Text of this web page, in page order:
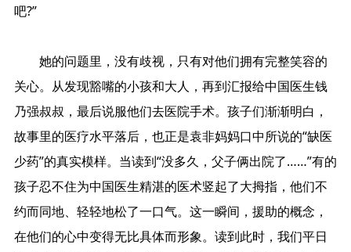
吧?”
她的问题里，没有歧视，只有对他们拥有完整笑容的
关心。从发现豁嘴的小孩和大人，再到汇报给中国医生钱
乃强叔叔，最后说服他们去医院手术。孩子们渐渐明白，
故事里的医疗水平落后，也正是袁非妈妈口中所说的“缺医
少药”的真实模样。当读到“没多久，父子俩出院了……”有的
孩子忍不住为中国医生精湛的医术竖起了大拇指，他们不
约而同地、轻轻地松了一口气。这一瞬间，援助的概念，
在他们的心中变得无比具体而形象。读到此时，我们平日